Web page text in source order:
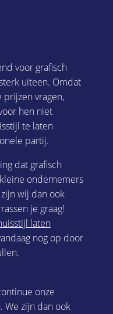
voor grafisch
uiteen. Omdat
prijzen vragen,
hen niet
te laten
partij.
dat grafisch
ondernemers
wij dan ook
je graag!
laten
nog op door
onze
We zijn dan ook